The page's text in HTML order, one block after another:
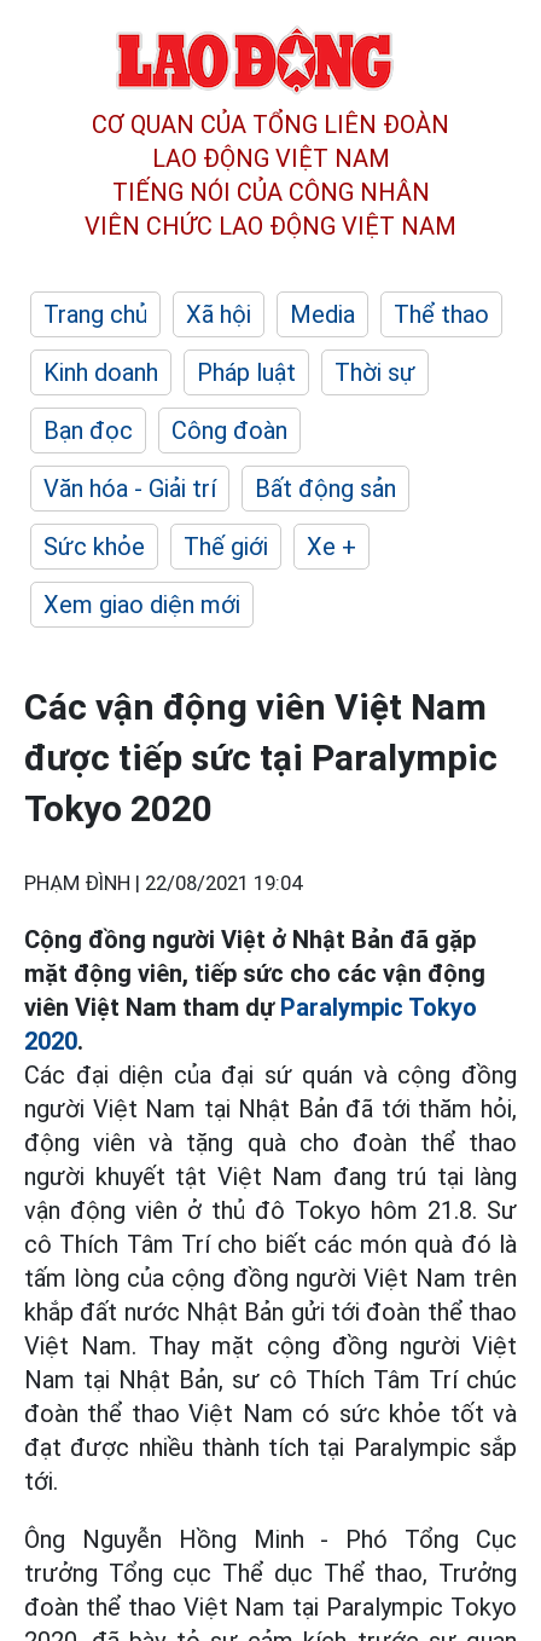
CƠ QUAN CỦA TỔNG LIÊN ĐOÀN
LAO ĐỘNG VIỆT NAM
TIẾNG NÓI CỦA CÔNG NHÂN
VIÊN CHỨC LAO ĐỘNG VIỆT NAM
Trang chủ Xã hội Media
Thể thao
Kinh doanh
Pháp luật
Thời sự
Bạn đọc
Công đoàn
Văn hóa - Giải trí
Bất động sản
Sức khỏe
Thế giới
Xe +
Xem giao diện mới
Các vận động viên Việt Nam
được tiếp sức tại Paralympic
Tokyo 2020
PHẠM ĐÌNH | 22/08/2021 19:04
Cộng đồng người Việt ở Nhật Bản đã gặp
mặt động viên, tiếp sức cho các vận động
viên Việt Nam tham dự Paralympic Tokyo
2020.
Các đại diện của đại sứ quán và cộng đồng
người Việt Nam tại Nhật Bản đã tới thăm hỏi,
động viên và tặng quà cho đoàn thể thao
người khuyết tật Việt Nam đang trú tại làng
vận động viên ở thủ đô Tokyo hôm 21.8. Sư
cô Thích Tâm Trí cho biết các món quà đó là
tấm lòng của cộng đồng người Việt Nam trên
khắp đất nước Nhật Bản gửi tới đoàn thể thao
Việt Nam. Thay mặt cộng đồng người Việt
Nam tại Nhật Bản, sư cô Thích Tâm Trí chúc
đoàn thể thao Việt Nam có sức khỏe tốt và
đạt được nhiều thành tích tại Paralympic sắp
tới.
Ông Nguyễn Hồng Minh - Phó Tổng Cục
trưởng Tổng cục Thể dục Thể thao, Trưởng
đoàn thể thao Việt Nam tại Paralympic Tokyo